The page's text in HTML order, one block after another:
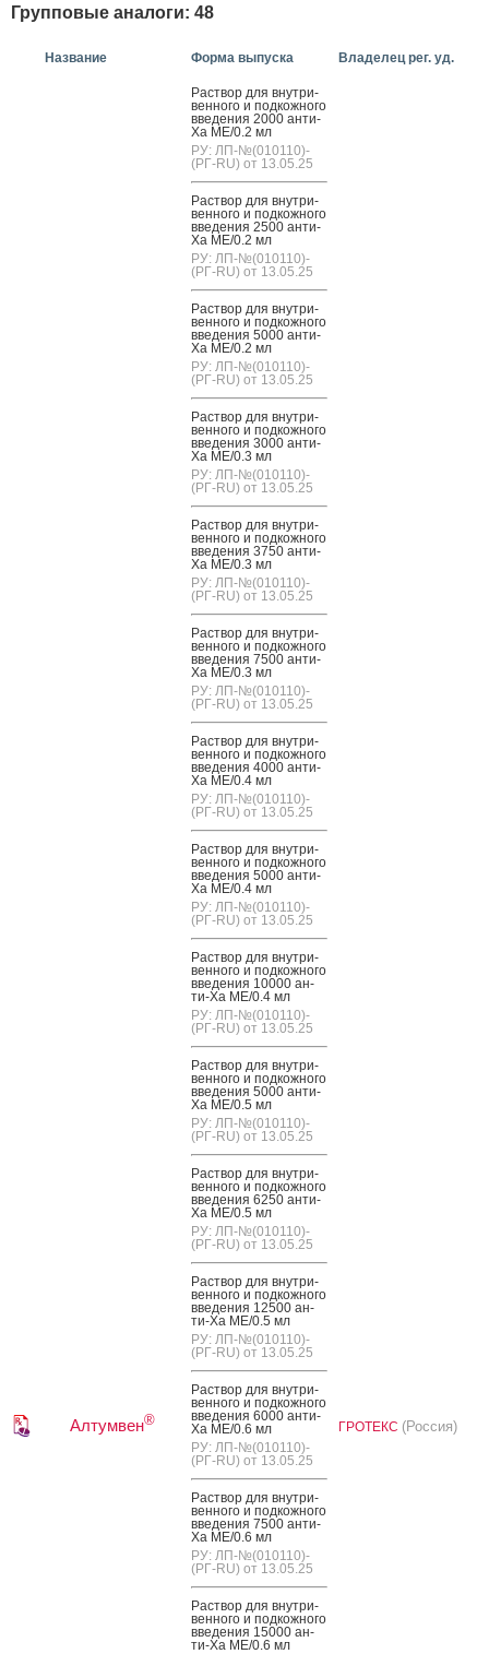
Групповые аналоги: 48
Название Форма выпуска Владелец рег. уд.
Алтумвен®
Рас­твор для внут­ри­
вен­но­го и под­кожно­го
вве­дения 2000 ан­ти-
Ха МЕ/0.2 мл
РУ: ЛП-№(010110)-
(РГ-RU) от 13.05.25
Рас­твор для внут­ри­
вен­но­го и под­кожно­го
вве­дения 2500 ан­ти-
Ха МЕ/0.2 мл
РУ: ЛП-№(010110)-
(РГ-RU) от 13.05.25
Рас­твор для внут­ри­
вен­но­го и под­кожно­го
вве­дения 5000 ан­ти-
Ха МЕ/0.2 мл
РУ: ЛП-№(010110)-
(РГ-RU) от 13.05.25
Рас­твор для внут­ри­
вен­но­го и под­кожно­го
вве­дения 3000 ан­ти-
Ха МЕ/0.3 мл
РУ: ЛП-№(010110)-
(РГ-RU) от 13.05.25
Рас­твор для внут­ри­
вен­но­го и под­кожно­го
вве­дения 3750 ан­ти-
Ха МЕ/0.3 мл
РУ: ЛП-№(010110)-
(РГ-RU) от 13.05.25
Рас­твор для внут­ри­
вен­но­го и под­кожно­го
вве­дения 7500 ан­ти-
Ха МЕ/0.3 мл
РУ: ЛП-№(010110)-
(РГ-RU) от 13.05.25
Рас­твор для внут­ри­
вен­но­го и под­кожно­го
вве­дения 4000 ан­ти-
Ха МЕ/0.4 мл
РУ: ЛП-№(010110)-
(РГ-RU) от 13.05.25
Рас­твор для внут­ри­
вен­но­го и под­кожно­го
вве­дения 5000 ан­ти-
Ха МЕ/0.4 мл
РУ: ЛП-№(010110)-
(РГ-RU) от 13.05.25
Рас­твор для внут­ри­
вен­но­го и под­кожно­го
вве­дения 10000 ан­
ти-Ха МЕ/0.4 мл
РУ: ЛП-№(010110)-
(РГ-RU) от 13.05.25
Рас­твор для внут­ри­
вен­но­го и под­кожно­го
вве­дения 5000 ан­ти-
Ха МЕ/0.5 мл
РУ: ЛП-№(010110)-
(РГ-RU) от 13.05.25
Рас­твор для внут­ри­
вен­но­го и под­кожно­го
вве­дения 6250 ан­ти-
Ха МЕ/0.5 мл
РУ: ЛП-№(010110)-
(РГ-RU) от 13.05.25
Рас­твор для внут­ри­
вен­но­го и под­кожно­го
вве­дения 12500 ан­
ти-Ха МЕ/0.5 мл
РУ: ЛП-№(010110)-
(РГ-RU) от 13.05.25
Рас­твор для внут­ри­
вен­но­го и под­кожно­го
вве­дения 6000 ан­ти-
Ха МЕ/0.6 мл
РУ: ЛП-№(010110)-
(РГ-RU) от 13.05.25
Рас­твор для внут­ри­
вен­но­го и под­кожно­го
вве­дения 7500 ан­ти-
Ха МЕ/0.6 мл
РУ: ЛП-№(010110)-
(РГ-RU) от 13.05.25
Рас­твор для внут­ри­
вен­но­го и под­кожно­го
вве­дения 15000 ан­
ти-Ха МЕ/0.6 мл
ГРОТЕКС (Россия)